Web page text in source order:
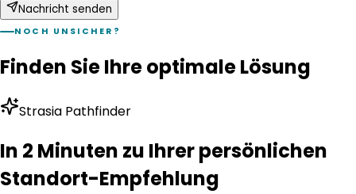
Nachricht senden
NOCH UNSICHER?
Finden Sie Ihre optimale Lösung
Strasia Pathfinder
In 2 Minuten zu Ihrer persönlichen
Standort-Empfehlung